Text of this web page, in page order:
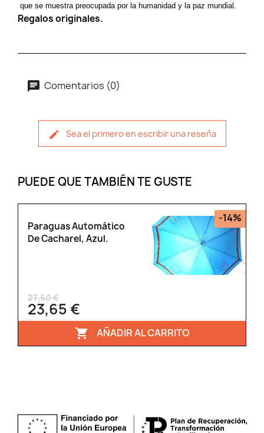
que se muestra preocupada por la humanidad y la paz mundial.
Regalos originales.
Comentarios (0)
Sea el primero en escribir una reseña
PUEDE QUE TAMBIÉN TE GUSTE
Paraguas Automático
De Cacharel, Azul.
27,50 €
23,65 €
-14%
 AÑADIR AL CARRITO